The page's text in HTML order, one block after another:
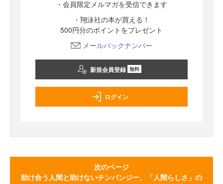
・会員限定メルマガを受信できます
・翔泳社の本が買える！
500円分のポイントをプレゼント
メールバックナンバー
新規会員登録 無料
ログイン
次のページ
助け合う人間と助けないチンパンジー、「人間らしさ」の